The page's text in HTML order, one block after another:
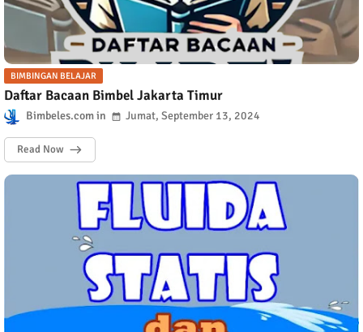
BIMBINGAN BELAJAR
Daftar Bacaan Bimbel Jakarta Timur
Bimbeles.com Jumat, September 13, 2024
Read Now